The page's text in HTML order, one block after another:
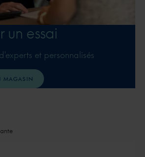
un essai
et personnalisés
MAGASIN